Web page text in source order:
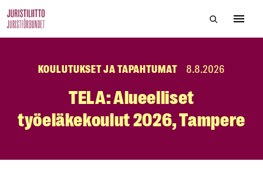
to
Hae
KOULUTUKSET JA TAPAHTUMAT 8.8.2026
TELA: Alueelliset
työeläkekoulut 2026, Tampere